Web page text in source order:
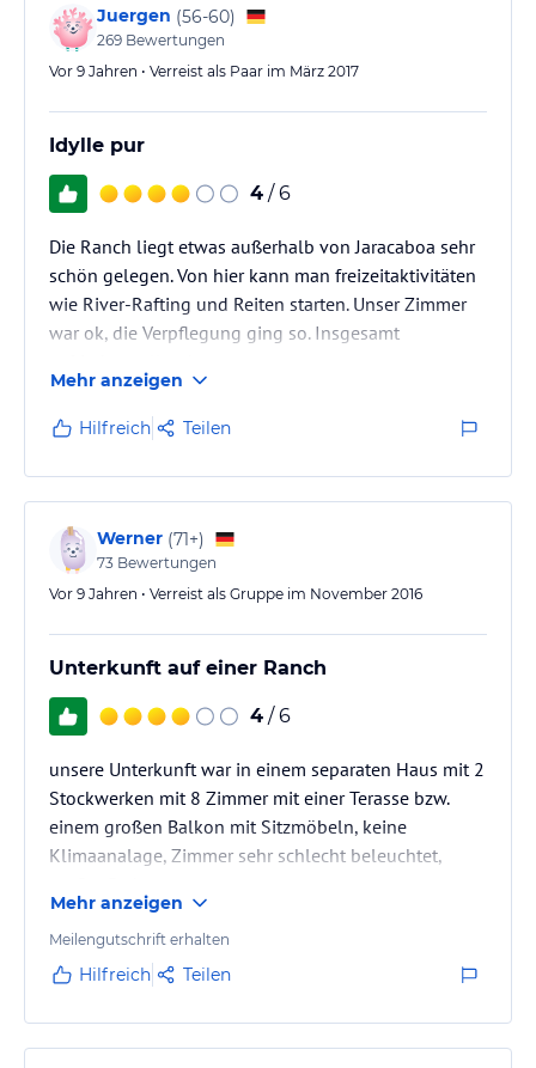
Juergen (56-60)
269 Bewertungen
Vor 9 Jahren • Verreist als Paar im März 2017
Idylle pur
4 / 6
Die Ranch liegt etwas außerhalb von Jaracaboa sehr
schön gelegen. Von hier kann man freizeitaktivitäten
wie River-Rafting und Reiten starten. Unser Zimmer
war ok, die Verpflegung ging so. Insgesamt
Mehr anzeigen
Hilfreich Teilen
Werner (71+)
73 Bewertungen
Vor 9 Jahren • Verreist als Gruppe im November 2016
Unterkunft auf einer Ranch
4 / 6
unsere Unterkunft war in einem separaten Haus mit 2
Stockwerken mit 8 Zimmer mit einer Terasse bzw.
einem großen Balkon mit Sitzmöbeln, keine
Klimaanalage, Zimmer sehr schlecht beleuchtet,
Schwimmbad, Schmetterlingsfarm usw.
Mehr anzeigen
Meilengutschrift erhalten
Hilfreich Teilen